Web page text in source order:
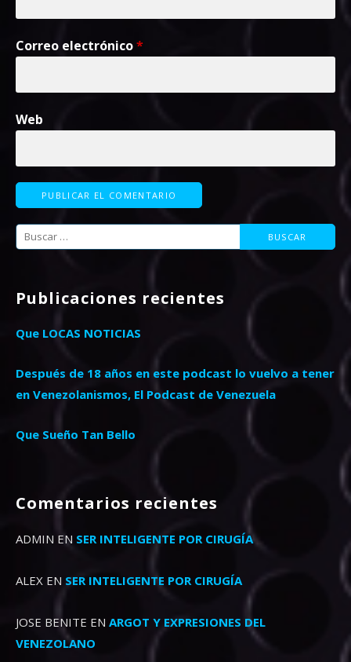
Correo electrónico*
Web
Buscar:
Publicaciones recientes
Que LOCAS NOTICIAS
Después de 18 años en este podcast lo vuelvo a tener
en Venezolanismos, El Podcast de Venezuela
Que Sueño Tan Bello
Comentarios recientes
ADMIN EN SER INTELIGENTE POR CIRUGÍA
ALEX EN SER INTELIGENTE POR CIRUGÍA
JOSE BENITE EN ARGOT Y EXPRESIONES DEL
VENEZOLANO